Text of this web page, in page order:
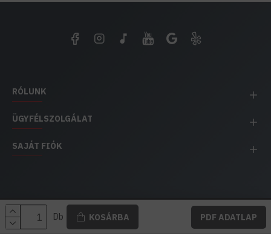
Db KOSÁRBA PDF ADATLAP
RÓLUNK
ÜGYFÉLSZOLGÁLAT
SAJÁT FIÓK
EH IMPEX / Copyright © 1991-2025 Energia Háza